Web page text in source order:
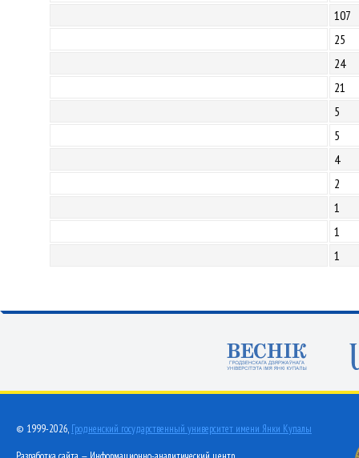
107
25
24
21
5
5
4
2
1
1
1
© 1999-2026, Гродненский государственный университет имени Янки Купалы